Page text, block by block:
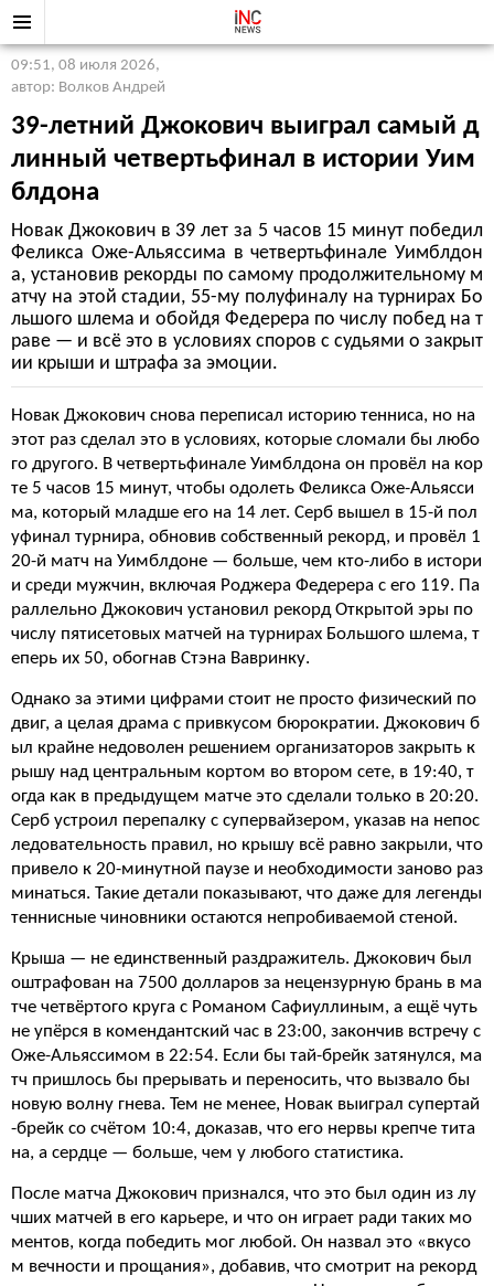
09:51, 08 июля 2026,
автор: Волков Андрей
39-летний Джокович выиграл самый д
линный четвертьфинал в истории Уим
блдона
Новак Джокович в 39 лет за 5 часов 15 минут победил
Феликса Оже-Альяссима в четвертьфинале Уимблдон
а, установив рекорды по самому продолжительному м
атчу на этой стадии, 55-му полуфиналу на турнирах Бо
льшого шлема и обойдя Федерера по числу побед на т
раве — и всё это в условиях споров с судьями о закрыт
ии крыши и штрафа за эмоции.
Новак Джокович снова переписал историю тенниса, но на
этот раз сделал это в условиях, которые сломали бы любо
го другого. В четвертьфинале Уимблдона он провёл на кор
те 5 часов 15 минут, чтобы одолеть Феликса Оже-Альясси
ма, который младше его на 14 лет. Серб вышел в 15-й пол
уфинал турнира, обновив собственный рекорд, и провёл 1
20-й матч на Уимблдоне — больше, чем кто-либо в истори
и среди мужчин, включая Роджера Федерера с его 119. Па
раллельно Джокович установил рекорд Открытой эры по
числу пятисетовых матчей на турнирах Большого шлема, т
еперь их 50, обогнав Стэна Вавринку.
Однако за этими цифрами стоит не просто физический по
двиг, а целая драма с привкусом бюрократии. Джокович б
ыл крайне недоволен решением организаторов закрыть к
рышу над центральным кортом во втором сете, в 19:40, т
огда как в предыдущем матче это сделали только в 20:20.
Серб устроил перепалку с супервайзером, указав на непос
ледовательность правил, но крышу всё равно закрыли, что
привело к 20-минутной паузе и необходимости заново раз
минаться. Такие детали показывают, что даже для легенды
теннисные чиновники остаются непробиваемой стеной.
Крыша — не единственный раздражитель. Джокович был
оштрафован на 7500 долларов за нецензурную брань в ма
тче четвёртого круга с Романом Сафиуллиным, а ещё чуть
не упёрся в комендантский час в 23:00, закончив встречу с
Оже-Альяссимом в 22:54. Если бы тай-брейк затянулся, ма
тч пришлось бы прерывать и переносить, что вызвало бы
новую волну гнева. Тем не менее, Новак выиграл супертай
-брейк со счётом 10:4, доказав, что его нервы крепче тита
на, а сердце — больше, чем у любого статистика.
После матча Джокович признался, что это был один из лу
чших матчей в его карьере, и что он играет ради таких мо
ментов, когда победить мог любой. Он назвал это «вкусо
м вечности и прощания», добавив, что смотрит на рекорд